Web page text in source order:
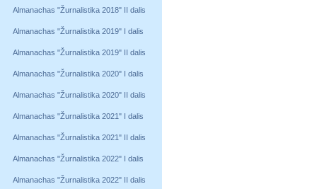
Almanachas "Žurnalistika 2018" II dalis
Almanachas "Žurnalistika 2019" I dalis
Almanachas "Žurnalistika 2019" II dalis
Almanachas "Žurnalistika 2020" I dalis
Almanachas "Žurnalistika 2020" II dalis
Almanachas "Žurnalistika 2021" I dalis
Almanachas "Žurnalistika 2021" II dalis
Almanachas "Žurnalistika 2022" I dalis
Almanachas "Žurnalistika 2022" II dalis